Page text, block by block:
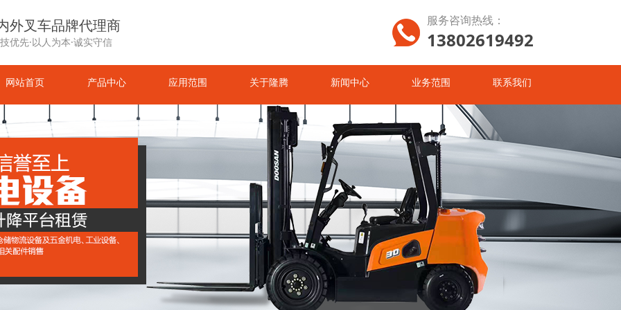
外叉车品牌代理商
优先·以人为本·诚实守信
服务咨询热线：
13802619492
网站首页 产品中心 应用范围 关于隆腾 新闻中心 业务范围 联系我们